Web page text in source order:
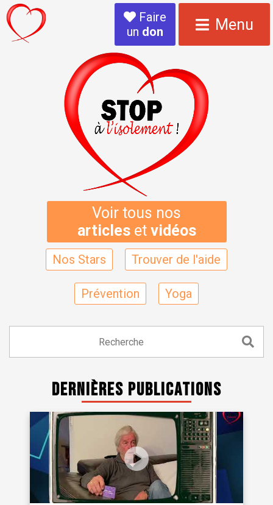
Faire
un don Menu
Voir tous nos
articleset vidéos
Nos Stars Trouver de l'aide
Prévention Yoga
Dernières publications